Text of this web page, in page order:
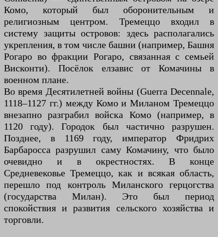
Комо, который был оборонительным и
религиозным центром. Тремеццо входил в
систему защиты островов: здесь располагались
укрепления, в том числе башни (например, Башня
Рогаро во фракции Рогаро, связанная с семьей
Висконти). Посёлок елзавис от Комачины в
военном плане.
Во время Десятилетней войны (Guerra Decennale,
1118–1127 гг.) между Комо и Миланом Тремеццо
внезапно разграбил войска Комо (например, в
1120 году). Городок был частично разрушен.
Позднее, в 1169 году, император Фридрих
Барбаросса разрушил саму Комачину, что было
очевидно и в окрестностях. В конце
Средневековье Тремеццо, как и всякая область,
перешло под контроль Миланского герцогства
(государства Милан). Это был период
спокойствия и развития сельского хозяйства и
торговли.